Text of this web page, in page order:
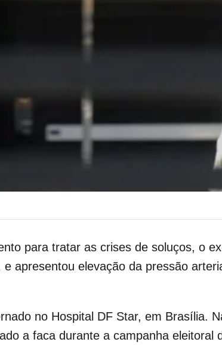
para tratar as crises de soluços, o
apresentou elevação da pressão
no Hospital DF Star, em Brasília.
a faca durante a campanha